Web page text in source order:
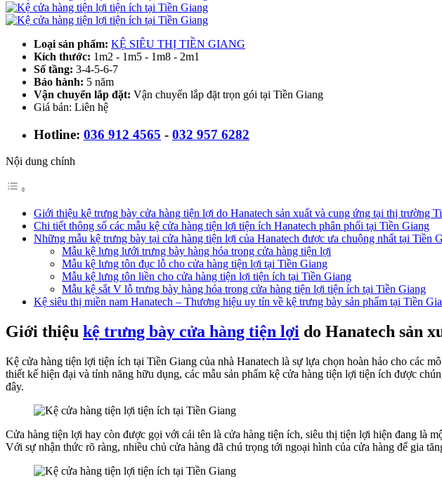
Loại sản phẩm: KỆ SIÊU THỊ TIỀN GIANG
Kích thước: 1m2 - 1m5 - 1m8 - 2m1
Số tầng: 3-4-5-6-7
Bảo hành: 5 năm
Vận chuyển lắp đặt: Vận chuyển lắp đặt trọn gói tại Tiền Giang
Giá bán: Liên hệ
Hotline: 036 912 4565 - 032 957 6282
Nội dung chính
Giới thiệu kệ trưng bày cửa hàng tiện lợi do Hanatech sản xuất và cung ứng tại thị trường
Chi tiết thông số các mẫu kệ cửa hàng tiện lợi tiện ích Hanatech phân phối tại Tiền Giang
Những mẫu kệ trưng bày tại cửa hàng tiện lợi của Hanatech được ưa chuộng nhất tại Tiền
Mẫu kệ lưng lưới trưng bày hàng hóa trong cửa hàng tiện lợi
Mẫu kệ lưng tôn đục lỗ cho cửa hàng tiện lợi tại Tiền Giang
Mẫu kệ lưng tôn liền cho cửa hàng tiện lợi tiện ích tại Tiền Giang
Mẫu kệ sắt V lỗ trưng bày hàng hóa trong cửa hàng tiện lợi tiện ích tại Tiền Giang
Kệ siêu thị miền nam Hanatech – Thương hiệu uy tín về kệ trưng bày sản phẩm tại Tiền
Giới thiệu kệ trưng bày cửa hàng tiện lợi do Hanatech sản
Kệ cửa hàng tiện lợi tiện ích tại Tiền Giang của nhà Hanatech là sự lựa chọn hoàn hảo cho các
thiết kế hiện đại và tính năng hữu dụng, các mẫu sản phẩm kệ cửa hàng tiện lợi tiện ích được
đây.
Cửa hàng tiện lợi hay còn được gọi với cái tên là cửa hàng tiện ích, siêu thị tiện lợi hiện đang là
Với sự nhận thức rõ ràng, nhiều chủ cửa hàng đã chú trọng tới ngoại hình của cửa hàng để gia